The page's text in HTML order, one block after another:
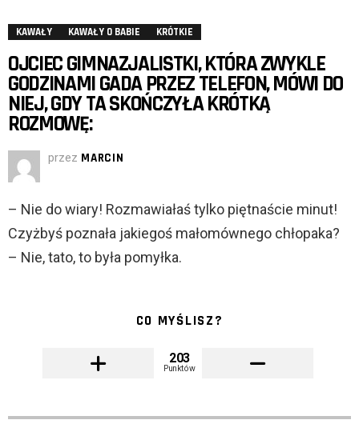
KAWAŁY KAWAŁY O BABIE KRÓTKIE
OJCIEC GIMNAZJALISTKI, KTÓRA ZWYKLE
GODZINAMI GADA PRZEZ TELEFON, MÓWI DO
NIEJ, GDY TA SKOŃCZYŁA KRÓTKĄ
ROZMOWĘ:
przez MARCIN
– Nie do wiary! Rozmawiałaś tylko piętnaście minut!
Czyżbyś poznała jakiegoś małomównego chłopaka?
– Nie, tato, to była pomyłka.
CO MYŚLISZ?
203
Punktów